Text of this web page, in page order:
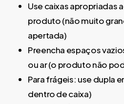
Use caixas apropriadas
produto (não muito
apertada)
Preencha espaços
ou ar (o produto não
Para frágeis: use dupla
dentro de caixa)